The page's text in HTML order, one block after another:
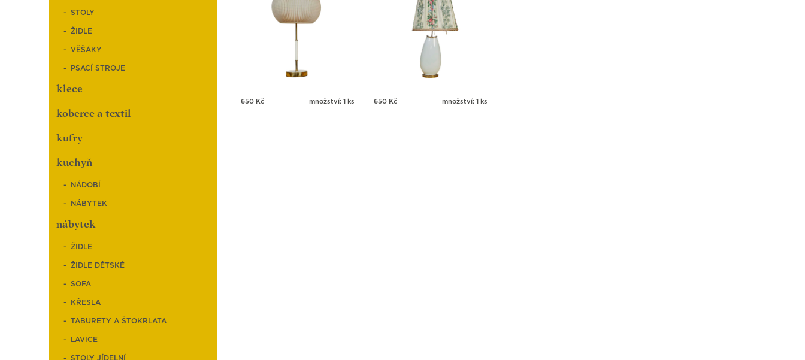
STOLY
ŽIDLE
VĚŠÁKY
PSACÍ STROJE
klece
koberce a textil
kufry
kuchyň
NÁDOBÍ
NÁBYTEK
nábytek
ŽIDLE
ŽIDLE DĚTSKÉ
SOFA
KŘESLA
TABURETY A ŠTOKRLATA
LAVICE
STOLY JÍDELNÍ
650 Kč množství: 1 ks 650 Kč množství: 1 ks